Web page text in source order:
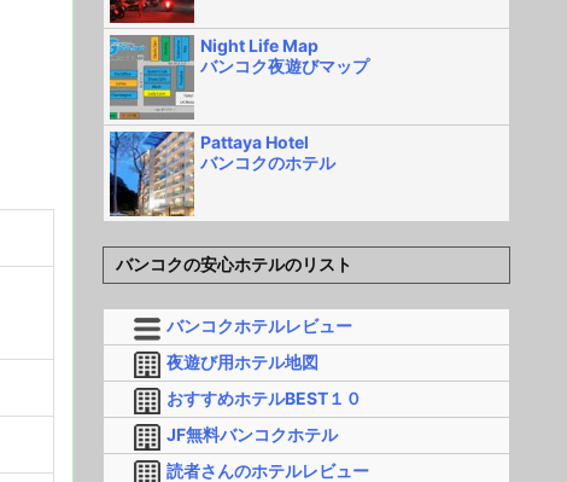
Night Life Map
バンコク夜遊びマップ
Pattaya Hotel
バンコクのホテル
バンコクの安心ホテルのリスト
バンコクホテルレビュー
夜遊び用ホテル地図
おすすめホテルBEST１０
JF無料バンコクホテル
読者さんのホテルレビュー